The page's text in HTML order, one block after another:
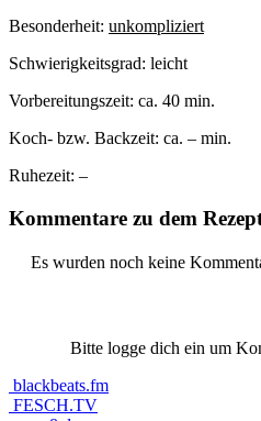
Besonderheit: unkompliziert
Schwierigkeitsgrad: leicht
Vorbereitungszeit: ca. 40 min.
Koch- bzw. Backzeit: ca. – min.
Ruhezeit: –
Kommentare zu dem
Es wurden noch keine
Bitte logge dich ein um
blackbeats.fm
FESCH.TV